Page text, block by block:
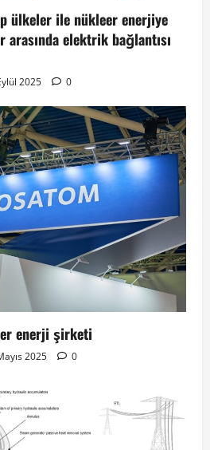
ülkeler ile nükleer enerjiye
elektrik bağlantısı
2025 0
enerji şirketi
2025 0